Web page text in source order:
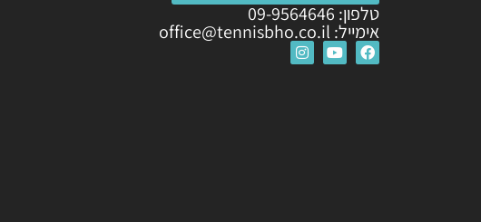
טלפון: 09-9564646
אימייל: office@tennisbho.co.il